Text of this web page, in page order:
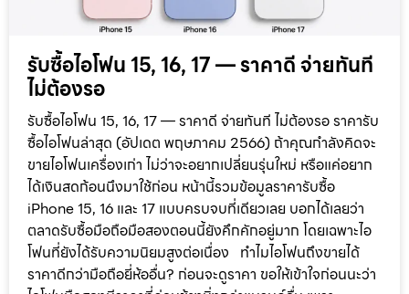
รับซื้อไอโฟน 15, 16, 17 — ราคาดี จ่ายทันที
ไม่ต้องรอ
รับซื้อไอโฟน 15, 16, 17 — ราคาดี จ่ายทันที ไม่ต้องรอ ราคารับ
ซื้อไอโฟนล่าสุด (อัปเดต พฤษภาคม 2566) ถ้าคุณกำลังคิดจะ
ขายไอโฟนเครื่องเก่า ไม่ว่าจะอยากเปลี่ยนรุ่นใหม่ หรือแค่อยาก
ได้เงินสดก้อนนึงมาใช้ก่อน หน้านี้รวมข้อมูลราคารับซื้อ
iPhone 15, 16 และ 17 แบบครบจบที่เดียวเลย บอกได้เลยว่า
ตลาดรับซื้อมือถือมือสองตอนนี้ยังคึกคักอยู่มาก โดยเฉพาะไอ
โฟนที่ยังได้รับความนิยมสูงต่อเนื่อง ทำไมไอโฟนถึงขายได้
ราคาดีกว่ามือถือยี่ห้ออื่น? ก่อนจะดูราคา ขอให้เข้าใจก่อนนะว่า